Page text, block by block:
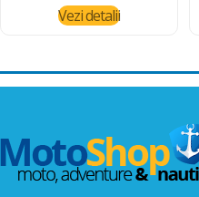
Vezi detalii